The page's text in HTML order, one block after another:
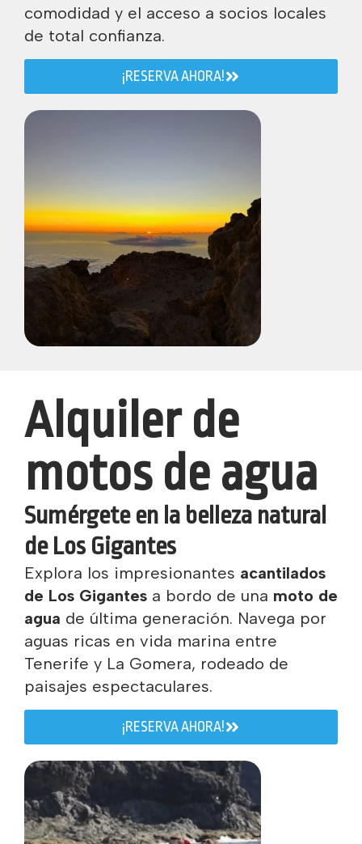
comodidad y el acceso a socios locales
de total confianza.
¡RESERVA AHORA!
Alquiler de
motos de agua
Sumérgete en la belleza natural
de Los Gigantes
Explora los impresionantes acantilados
de Los Gigantes a bordo de una moto de
agua de última generación. Navega por
aguas ricas en vida marina entre
Tenerife y La Gomera, rodeado de
paisajes espectaculares.
¡RESERVA AHORA!